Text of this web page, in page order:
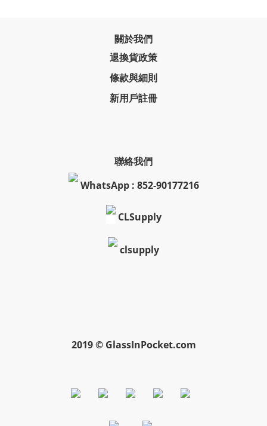
關於我們
退換貨政策
條款與細則
新用戶註冊
聯絡我們
WhatsApp : 852-90177216
CLSupply
clsupply
2019 © GlassInPocket.com